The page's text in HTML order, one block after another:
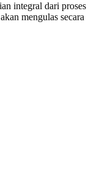
integral dari proses
mengulas secara